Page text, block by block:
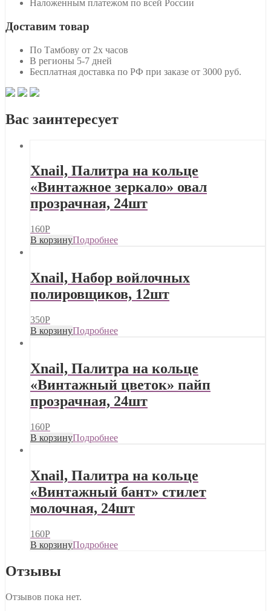
Наложенным платежом по всей России
Доставим товар
По Тамбову от 2х часов
В регионы 5-7 дней
Бесплатная доставка по РФ при заказе от 3000 руб.
Вас заинтересует
Xnail, Палитра на кольце
«Винтажное зеркало» овал
прозрачная, 24шт
160Р
В корзинуПодробнее
Xnail, Набор войлочных
полировщиков, 12шт
350Р
В корзинуПодробнее
Xnail, Палитра на кольце
«Винтажный цветок» пайп
прозрачная, 24шт
160Р
В корзинуПодробнее
Xnail, Палитра на кольце
«Винтажный бант» стилет
молочная, 24шт
160Р
В корзинуПодробнее
Отзывы
Отзывов пока нет.